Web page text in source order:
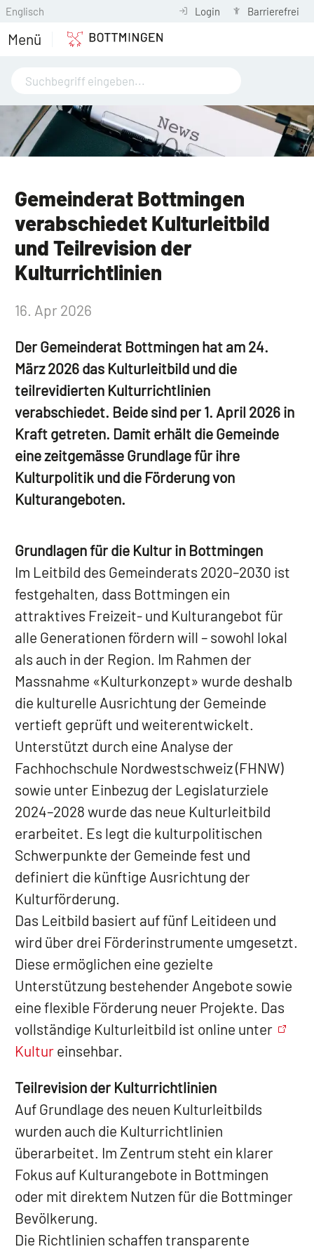
Englisch Login Barrierefrei
Menü
Gemeinderat Bottmingen
verabschiedet Kulturleitbild
und Teilrevision der
Kulturrichtlinien
16. Apr 2026
Der Gemeinderat Bottmingen hat am 24.
März 2026 das Kulturleitbild und die
teilrevidierten Kulturrichtlinien
verabschiedet. Beide sind per 1. April 2026 in
Kraft getreten. Damit erhält die Gemeinde
eine zeitgemässe Grundlage für ihre
Kulturpolitik und die Förderung von
Kulturangeboten.
Grundlagen für die Kultur in Bottmingen
Im Leitbild des Gemeinderats 2020–2030 ist
festgehalten, dass Bottmingen ein
attraktives Freizeit- und Kulturangebot für
alle Generationen fördern will – sowohl lokal
als auch in der Region. Im Rahmen der
Massnahme «Kulturkonzept» wurde deshalb
die kulturelle Ausrichtung der Gemeinde
vertieft geprüft und weiterentwickelt.
Unterstützt durch eine Analyse der
Fachhochschule Nordwestschweiz (FHNW)
sowie unter Einbezug der Legislaturziele
2024–2028 wurde das neue Kulturleitbild
erarbeitet. Es legt die kulturpolitischen
Schwerpunkte der Gemeinde fest und
definiert die künftige Ausrichtung der
Kulturförderung.
Das Leitbild basiert auf fünf Leitideen und
wird über drei Förderinstrumente umgesetzt.
Diese ermöglichen eine gezielte
Unterstützung bestehender Angebote sowie
eine flexible Förderung neuer Projekte. Das
vollständige Kulturleitbild ist online unter
Kultur einsehbar.
Teilrevision der Kulturrichtlinien
Auf Grundlage des neuen Kulturleitbilds
wurden auch die Kulturrichtlinien
überarbeitet. Im Zentrum steht ein klarer
Fokus auf Kulturangebote in Bottmingen
oder mit direktem Nutzen für die Bottminger
Bevölkerung.
Die Richtlinien schaffen transparente